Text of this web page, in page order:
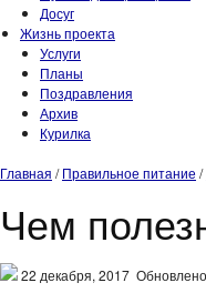
Досуг
Жизнь проекта
Услуги
Планы
Поздравления
Архив
Курилка
Главная / Правильное питание /
Чем
22 декабря, 2017